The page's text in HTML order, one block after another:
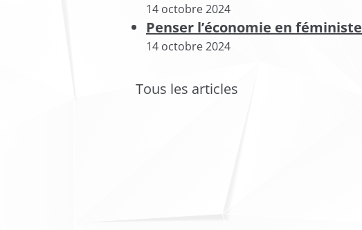
14 octobre 2024
Penser l’économie en féministe
14 octobre 2024
Tous les articles